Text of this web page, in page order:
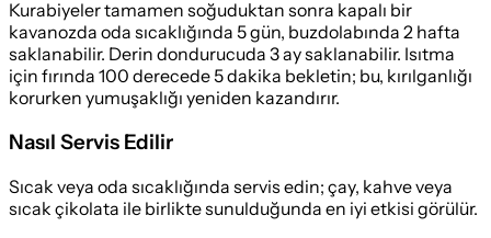
Kurabiyeler tamamen soğuduktan sonra kapalı bir
kavanozda oda sıcaklığında 5 gün, buzdolabında 2 hafta
saklanabilir. Derin dondurucuda 3 ay saklanabilir. Isıtma
için fırında 100 derecede 5 dakika bekletin; bu, kırılganlığı
korurken yumuşaklığı yeniden kazandırır.
Nasıl Servis Edilir
Sıcak veya oda sıcaklığında servis edin; çay, kahve veya
sıcak çikolata ile birlikte sunulduğunda en iyi etkisi görülür.